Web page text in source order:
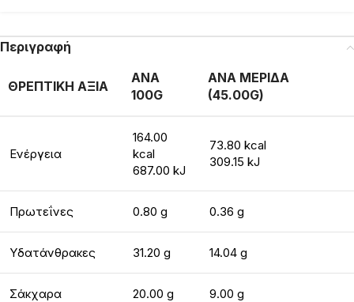
Περιγραφή
ΘΡΕΠΤΙΚΗ ΑΞΙΑ
ΑΝΑ
100G
ΑΝΑ ΜΕΡΙΔΑ
(45.00G)
Ενέργεια
164.00
kcal
687.00 kJ
73.80 kcal
309.15 kJ
Πρωτεΐνες 0.80 g 0.36 g
Υδατάνθρακες 31.20 g 14.04 g
Σάκχαρα 20.00 g 9.00 g